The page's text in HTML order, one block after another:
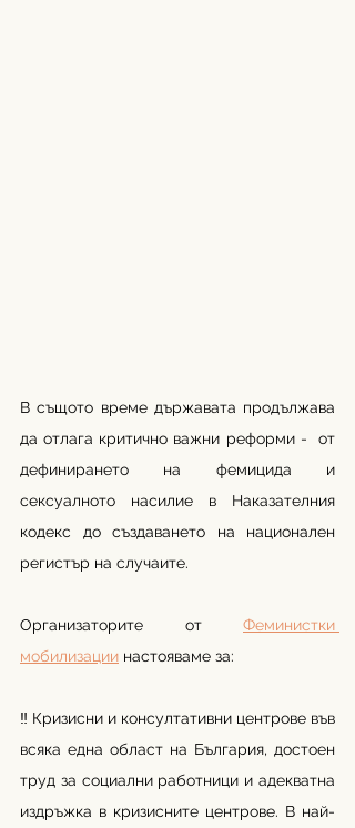
В същото време държавата продължава
да отлага критично важни реформи -  от
дефинирането на фемицида и
сексуалното насилие в Наказателния
кодекс до създаването на национален
регистър на случаите.
Организаторите от Феминистки
мобилизации настояваме за:
‼ Кризисни и консултативни центрове във
всяка една област на България, достоен
труд за социални работници и адекватна
издръжка в кризисните центрове. В най-